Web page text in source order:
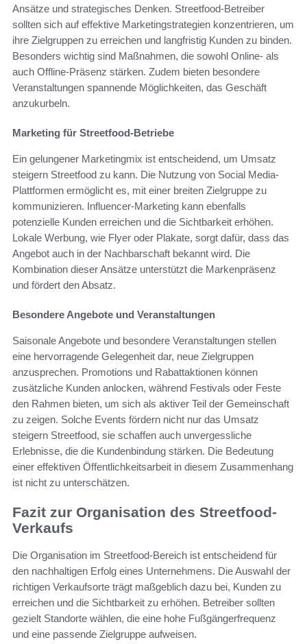
Ansätze und strategisches Denken. Streetfood-Betreiber
sollten sich auf effektive Marketingstrategien konzentrieren, um
ihre Zielgruppen zu erreichen und langfristig Kunden zu binden.
Besonders wichtig sind Maßnahmen, die sowohl Online- als
auch Offline-Präsenz stärken. Zudem bieten besondere
Veranstaltungen spannende Möglichkeiten, das Geschäft
anzukurbeln.
Marketing für Streetfood-Betriebe
Ein gelungener Marketingmix ist entscheidend, um Umsatz
steigern Streetfood zu kann. Die Nutzung von Social Media-
Plattformen ermöglicht es, mit einer breiten Zielgruppe zu
kommunizieren. Influencer-Marketing kann ebenfalls
potenzielle Kunden erreichen und die Sichtbarkeit erhöhen.
Lokale Werbung, wie Flyer oder Plakate, sorgt dafür, dass das
Angebot auch in der Nachbarschaft bekannt wird. Die
Kombination dieser Ansätze unterstützt die Markenpräsenz
und fördert den Absatz.
Besondere Angebote und Veranstaltungen
Saisonale Angebote und besondere Veranstaltungen stellen
eine hervorragende Gelegenheit dar, neue Zielgruppen
anzusprechen. Promotions und Rabattaktionen können
zusätzliche Kunden anlocken, während Festivals oder Feste
den Rahmen bieten, um sich als aktiver Teil der Gemeinschaft
zu zeigen. Solche Events fördern nicht nur das Umsatz
steigern Streetfood, sie schaffen auch unvergessliche
Erlebnisse, die die Kundenbindung stärken. Die Bedeutung
einer effektiven Öffentlichkeitsarbeit in diesem Zusammenhang
ist nicht zu unterschätzen.
Fazit zur Organisation des Streetfood-
Verkaufs
Die Organisation im Streetfood-Bereich ist entscheidend für
den nachhaltigen Erfolg eines Unternehmens. Die Auswahl der
richtigen Verkaufsorte trägt maßgeblich dazu bei, Kunden zu
erreichen und die Sichtbarkeit zu erhöhen. Betreiber sollten
gezielt Standorte wählen, die eine hohe Fußgängerfrequenz
und eine passende Zielgruppe aufweisen.